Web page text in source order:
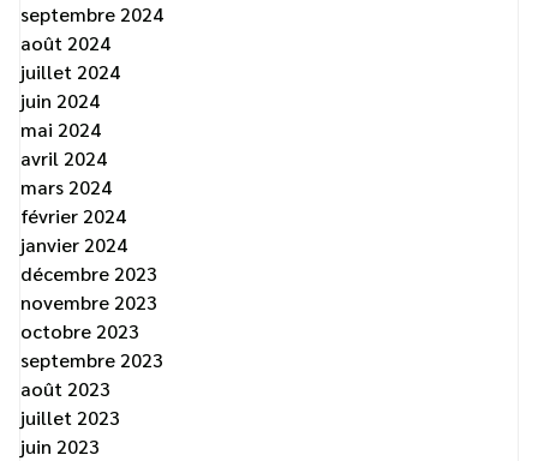
septembre 2024
août 2024
juillet 2024
juin 2024
mai 2024
avril 2024
mars 2024
février 2024
janvier 2024
décembre 2023
novembre 2023
octobre 2023
septembre 2023
août 2023
juillet 2023
juin 2023